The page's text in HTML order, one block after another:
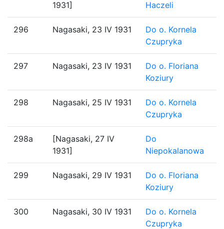
1931]
Haczeli
296 Nagasaki, 23 IV 1931
Do o. Kornela
Czupryka
297 Nagasaki, 23 IV 1931
Do o. Floriana
Koziury
298 Nagasaki, 25 IV 1931
Do o. Kornela
Czupryka
298a
[Nagasaki, 27 IV
1931]
Do
Niepokalanowa
299 Nagasaki, 29 IV 1931
Do o. Floriana
Koziury
300 Nagasaki, 30 IV 1931
Do o. Kornela
Czupryka